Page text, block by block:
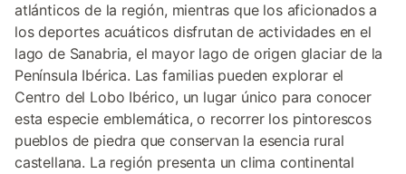
atlánticos de la región, mientras que los aficionados a
los deportes acuáticos disfrutan de actividades en el
lago de Sanabria, el mayor lago de origen glaciar de la
Península Ibérica. Las familias pueden explorar el
Centro del Lobo Ibérico, un lugar único para conocer
esta especie emblemática, o recorrer los pintorescos
pueblos de piedra que conservan la esencia rural
castellana. La región presenta un clima continental